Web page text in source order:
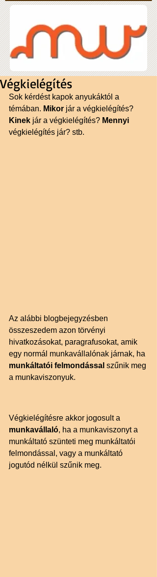
Végkielégítés
Sok kérdést kapok anyukáktól a
témában. Mikor jár a végkielégítés?
Kinek jár a végkielégítés? Mennyi
végkielégítés jár? stb.
Az alábbi blogbejegyzésben
összeszedem azon törvényi
hivatkozásokat, paragrafusokat, amik
egy normál munkavállalónak járnak, ha
munkáltatói felmondással szűnik meg
a munkaviszonyuk.
Végkielégítésre akkor jogosult a
munkavállaló, ha a munkaviszonyt a
munkáltató szünteti meg munkáltatói
felmondással, vagy a munkáltató
jogutód nélkül szűnik meg.